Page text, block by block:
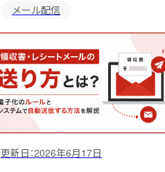
メール配信
更新日：2026年6月17日